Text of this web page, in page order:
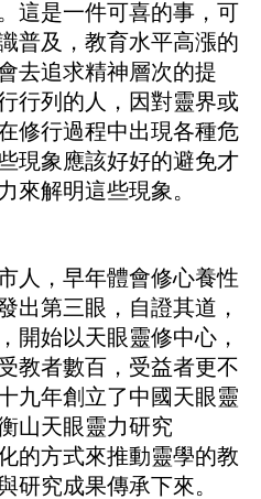
這是一件可喜的事，可
普及，教育水平高漲的
去追求精神層次的提
行列的人，因對靈界或
修行過程中出現各種危
現象應該好好的避免才
來解明這些現象。
人，早年體會修心養性
出第三眼，自證其道，
開始以天眼靈修中心，
教者數百，受益者更不
九年創立了中國天眼靈
山天眼靈力研究
的方式來推動靈學的教
研究成果傳承下來。